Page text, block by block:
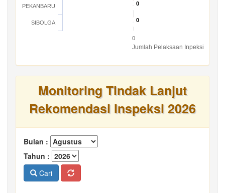
Jumlah Pelaksaan Inpeksi
0
0
0
0
PEKANBARU
SIBOLGA
0
Monitoring Tindak Lanjut
Rekomendasi Inspeksi 2026
Bulan :
Tahun :
Cari